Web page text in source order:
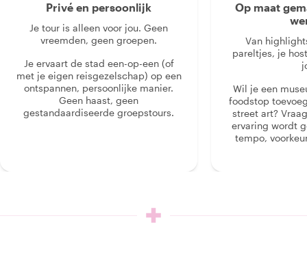
Privé en persoonlijk
Je tour is alleen voor jou. Geen
vreemden, geen groepen.
Je ervaart de stad een-op-een (of
met je eigen reisgezelschap) op een
ontspannen, persoonlijke manier.
Geen haast, geen
gestandaardiseerde groepstours.
Op maat
Van
pareltjes, je
Wil je een
foodstop
street art?
ervaring wordt
tempo,